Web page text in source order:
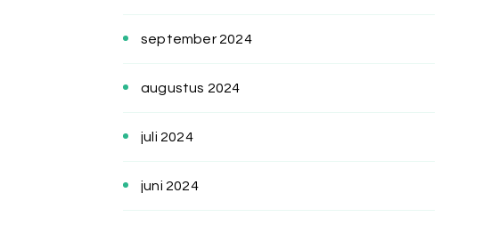
september 2024
augustus 2024
juli 2024
juni 2024